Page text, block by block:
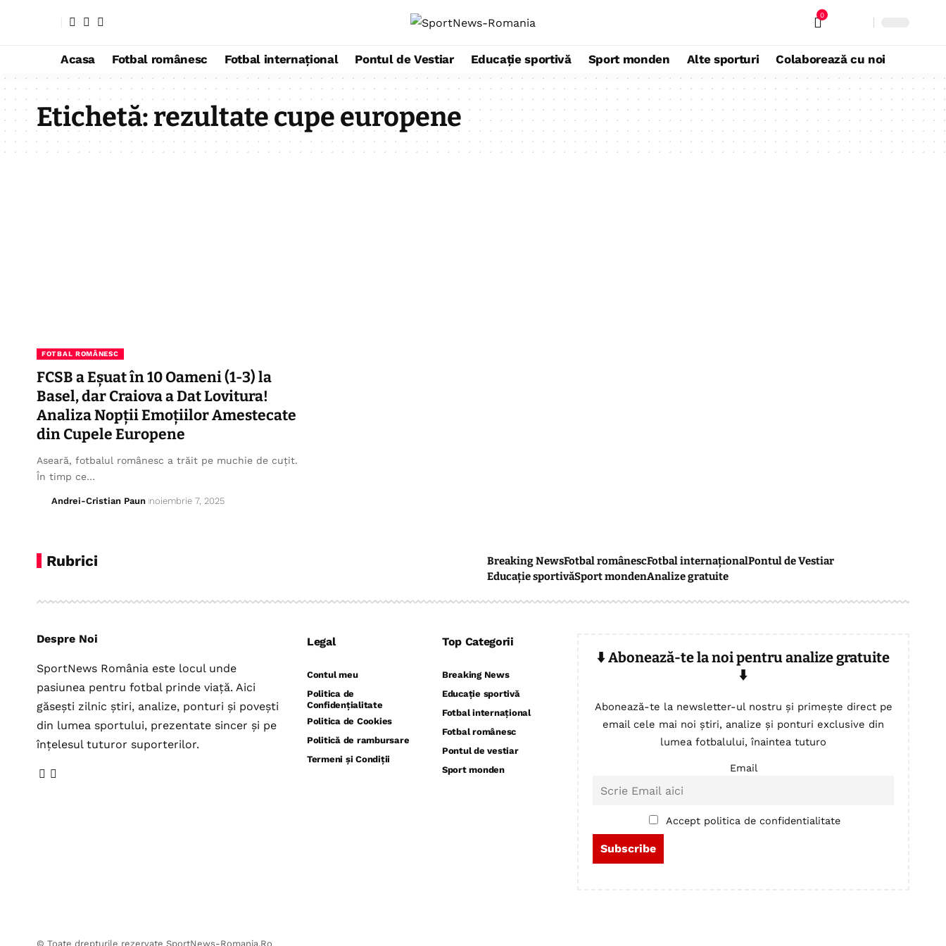
0
Acasa Fotbal românesc Fotbal internațional Pontul de Vestiar Educație sportivă Sport monden Alte sporturi Colaborează cu noi
Etichetă:rezultate cupe europene
FOTBAL ROMÂNESC
FCSB a Eșuat în 10 Oameni (1-3) la
Basel, dar Craiova a Dat Lovitura!
Analiza Nopții Emoțiilor Amestecate
din Cupele Europene
Aseară, fotbalul românesc a trăit pe muchie de cuțit.
În timp ce…
Andrei-Cristian Paun noiembrie 7, 2025
Rubrici Breaking NewsFotbal românescFotbal internaționalPontul de Vestiar
Educație sportivăSport mondenAnalize gratuite
Despre Noi
SportNews România este locul unde
pasiunea pentru fotbal prinde viață. Aici
găsești zilnic știri, analize, ponturi și povești
din lumea sportului, prezentate sincer și pe
înțelesul tuturor suporterilor.
Legal
Contul meu
Politica de
Confidențialitate
Politica de Cookies
Politică de rambursare
Termeni și Condiții
Top Categorii
Breaking News
Educație sportivă
Fotbal internațional
Fotbal românesc
Pontul de vestiar
Sport monden
⬇️ Abonează-te la noi pentru analize gratuite
⬇️
Abonează-te la newsletter-ul nostru și primește direct pe
email cele mai noi știri, analize și ponturi exclusive din
lumea fotbalului, înaintea tuturo
Email
Accept politica de confidentialitate
© Toate drepturile rezervate SportNews-Romania.Ro